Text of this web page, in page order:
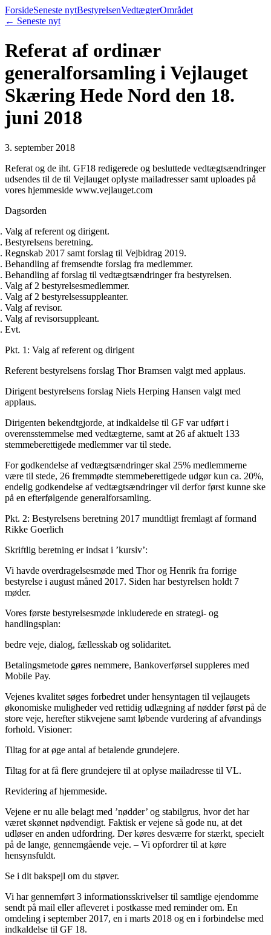
ForsideSeneste nytBestyrelsenVedtægterOmrådet
← Seneste nyt
Referat af ordinær
generalforsamling i Vejlauget
Skæring Hede Nord den 18.
juni 2018
3. september 2018
Referat og de iht. GF18 redigerede og besluttede vedtægtsændringer
udsendes til de til Vejlauget oplyste mailadresser samt uploades på
vores hjemmeside www.vejlauget.com
Dagsorden
Valg af referent og dirigent.
Bestyrelsens beretning.
Regnskab 2017 samt forslag til Vejbidrag 2019.
Behandling af fremsendte forslag fra medlemmer.
Behandling af forslag til vedtægtsændringer fra bestyrelsen.
Valg af 2 bestyrelsesmedlemmer.
Valg af 2 bestyrelsessuppleanter.
Valg af revisor.
Valg af revisorsuppleant.
Evt.
Pkt. 1: Valg af referent og dirigent
Referent bestyrelsens forslag Thor Bramsen valgt med applaus.
Dirigent bestyrelsens forslag Niels Herping Hansen valgt med
applaus.
Dirigenten bekendtgjorde, at indkaldelse til GF var udført i
overensstemmelse med vedtægterne, samt at 26 af aktuelt 133
stemmeberettigede medlemmer var til stede.
For godkendelse af vedtægtsændringer skal 25% medlemmerne
være til stede, 26 fremmødte stemmeberettigede udgør kun ca. 20%,
endelig godkendelse af vedtægtsændringer vil derfor først kunne ske
på en efterfølgende generalforsamling.
Pkt. 2: Bestyrelsens beretning 2017 mundtligt fremlagt af formand
Rikke Goerlich
Skriftlig beretning er indsat i ’kursiv’:
Vi havde overdragelsesmøde med Thor og Henrik fra forrige
bestyrelse i august måned 2017. Siden har bestyrelsen holdt 7
møder.
Vores første bestyrelsesmøde inkluderede en strategi- og
handlingsplan:
bedre veje, dialog, fællesskab og solidaritet.
Betalingsmetode gøres nemmere, Bankoverførsel suppleres med
Mobile Pay.
Vejenes kvalitet søges forbedret under hensyntagen til vejlaugets
økonomiske muligheder ved rettidig udlægning af nødder først på de
store veje, herefter stikvejene samt løbende vurdering af afvandings
forhold. Visioner:
Tiltag for at øge antal af betalende grundejere.
Tiltag for at få flere grundejere til at oplyse mailadresse til VL.
Revidering af hjemmeside.
Vejene er nu alle belagt med ’nødder’ og stabilgrus, hvor det har
været skønnet nødvendigt. Faktisk er vejene så gode nu, at det
udløser en anden udfordring. Der køres desværre for stærkt, specielt
på de lange, gennemgående veje. – Vi opfordrer til at køre
hensynsfuldt.
Se i dit bakspejl om du støver.
Vi har gennemført 3 informationsskrivelser til samtlige ejendomme
sendt på mail eller afleveret i postkasse med reminder om. En
omdeling i september 2017, en i marts 2018 og en i forbindelse med
indkaldelse til GF 18.